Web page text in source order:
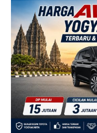
TERBARU!
Harga
Toyota
Avanza
Yogyakarta
–
Promo
DP
Ringan
&